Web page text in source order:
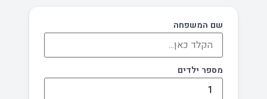
שם המשפחה
מספר ילדים